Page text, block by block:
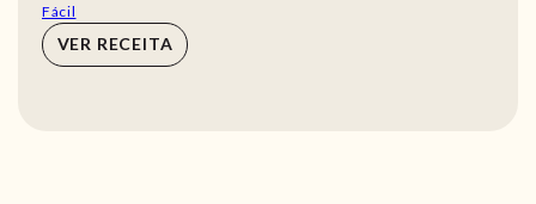
Fácil
VER RECEITA